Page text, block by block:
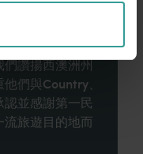
傳統監護人，
讚揚西澳洲州
們與Country、
並感謝第一民
旅遊目的地而